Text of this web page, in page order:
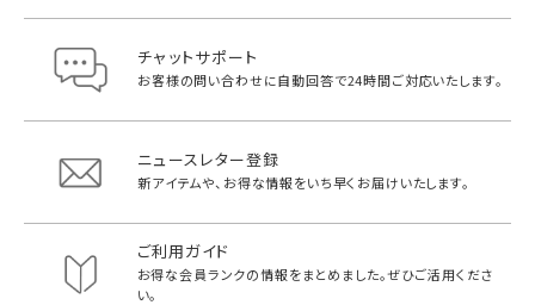
チャットサポート
お客様の問い合わせに自動回答で24時間ご対応いたします。
ニュースレター登録
新アイテムや、お得な情報をいち早く お届けいたします。
ご利用ガイド
お得な会員ランクの情報をまとめました。ぜひご活用くださ
い。